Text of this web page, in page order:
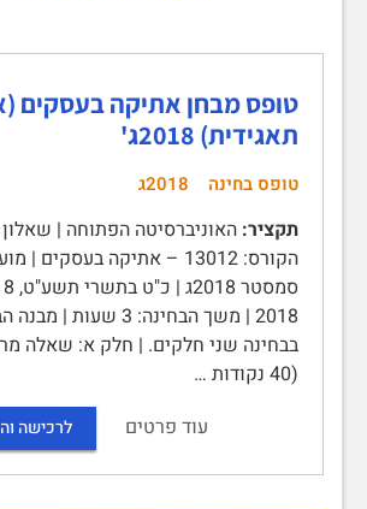
טופס מבחן אתיקה בעסקים
תאגידית) 2018ג'
טופס בחינה 2018ג
תקציר: האוניברסיטה הפתוחה |
2018 | משך הבחינה: 3 שעות |
בבחינה שני חלקים. | חלק א: שאלה
(40 נקודות …
עוד פרטים
לרכישה